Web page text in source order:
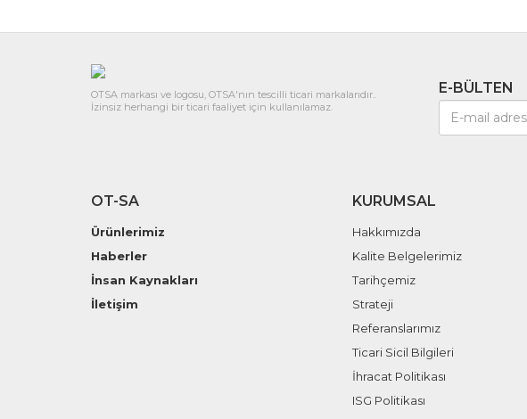
OTSA markası ve logosu, OTSA'nın tescilli ticari markalarıdır..
İzinsiz herhangi bir ticari faaliyet için kullanılamaz.
E-BÜLTEN
OT-SA
Ürünlerimiz
Haberler
İnsan Kaynakları
İletişim
KURUMSAL
Hakkımızda
Kalite Belgelerimiz
Tarihçemiz
Strateji
Referanslarımız
Ticari Sicil Bilgileri
İhracat Politikası
ISG Politikası